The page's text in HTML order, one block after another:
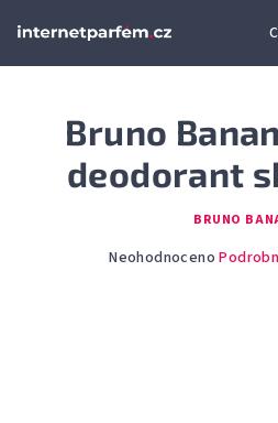
Bruno
deodorant
BRUNO
Průměrné
Neohodnoceno